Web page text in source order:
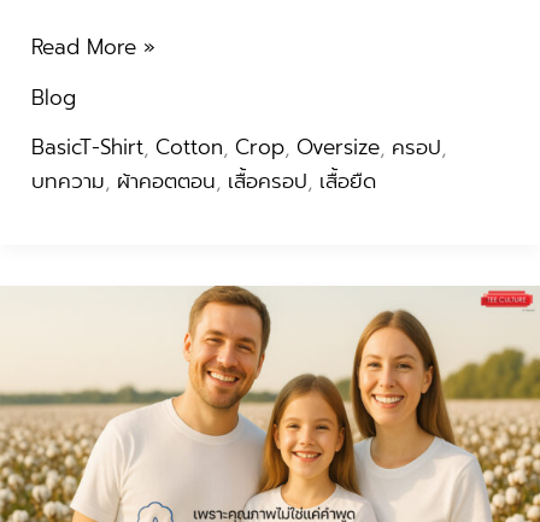
Read More »
Blog
BasicT-Shirt, Cotton, Crop, Oversize, ครอป,
บทความ, ผ้าคอตตอน, เสื้อครอป, เสื้อยืด
ของ
ฝ้าย
ระดับ
โลก